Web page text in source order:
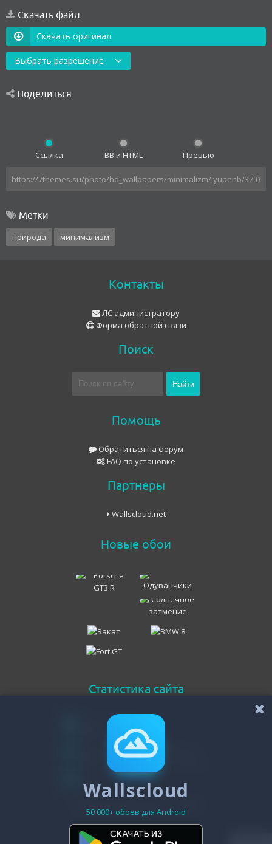
Скачать файл
Скачать оригинал
Выбрать разрешение
Поделиться
Ссылка BB и HTML Превью
Метки
природа минимализм
Контакты
ЛС администратору
Форма обратной связи
Поиск
Помощь
Обратиться на форум
FAQ по установке
Партнеры
Wallscloud.net
Новые обои
Статистика сайта
Онлайн всего
Гостей
Пользователей
4
Зарегистрировано - 19488
Wallscloud
50 000+ обоев для Android